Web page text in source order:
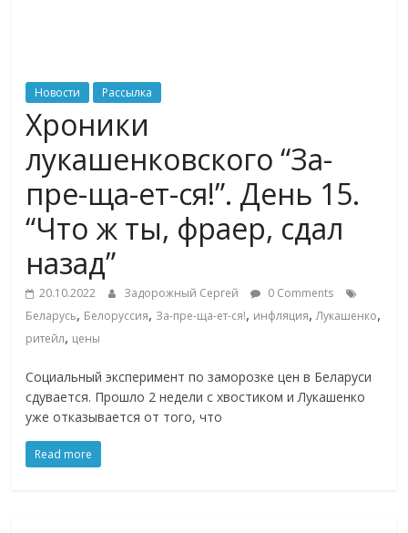
логистике,
технологиях,
соцсетях
Портал
онлайн-
торговле,
сервисах
для
Commerce,
ритейле,
логистике,
технологиях,
соцсетях.
Новости Рассылка
Хроники
лукашенковского “За-
пре-ща-ет-ся!”. День 15.
“Что ж ты, фраер, сдал
назад”
20.10.2022 Задорожный Сергей
0 Comments
Беларусь, Белоруссия, За-пре-ща-ет-ся!, инфляция,Лукашенко,
ритейл, цены
Социальный эксперимент по заморозке цен в Беларуси
сдувается. Прошло 2 недели с хвостиком и Лукашенко
уже отказывается от того, что
Read more